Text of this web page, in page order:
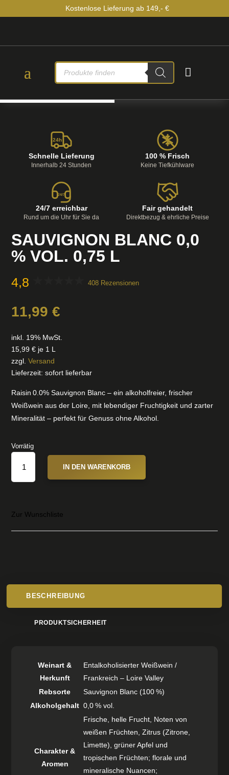
Kostenlose Lieferung ab 149,- €
PRODUCTS
SEARCH

SAUVIGNON BLANC 0,0
% VOL. 0,75 L
4,8 408 Rezensionen
11,99€
inkl. 19% MwSt.
15,99€ je 1 L
zzgl.Versand
Lieferzeit: sofort lieferbar
Raisin 0.0% Sauvignon Blanc – ein alkoholfreier, frischer
Weißwein aus der Loire, mit lebendiger Fruchtigkeit und zarter
Mineralität – perfekt für Genuss ohne Alkohol.
Vorrätig
SAUVIGNON
BLANC
0,0
0,75
IN DEN WARENKORB
Zur Wunschliste
24h
Schnelle Lieferung
Innerhalb 24 Stunden
100 % Frisch
Keine Tiefkühlware
24/7
24/7 erreichbar
Rund um die Uhr für Sie da
Fair gehandelt
Direktbezug & ehrliche Preise
BESCHREIBUNG
PRODUKTSICHERHEIT
Weinart &
Herkunft
Entalkoholisierter Weißwein /
Frankreich – Loire Valley
Rebsorte
Sauvignon Blanc (100 %)
Alkoholgehalt 0,0 % vol.
Charakter &
Aromen
Frische, helle Frucht, Noten von
weißen Früchten, Zitrus (Zitrone,
Limette), grüner Apfel und
tropischen Früchten; florale und
mineralische Nuancen;